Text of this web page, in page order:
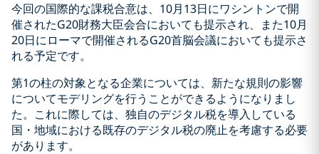
今回の国際的な課税合意は、10月13日にワシントンで開
催されたG20財務大臣会合においても提示され、また10月
20日にローマで開催されるG20首脳会議においても提示さ
れる予定です。
第1の柱の対象となる企業については、新たな規則の影響
についてモデリングを行うことができるようになりまし
た。これに際しては、独自のデジタル税を導入している
国・地域における既存のデジタル税の廃止を考慮する必要
があります。